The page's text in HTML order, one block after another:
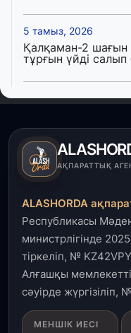
5 тамыз, 2026
Қалқаман-2 шағын
тұрғын үйді салып
4 тамыз, 2026
артады – Үкімет
3 тамыз, 2026
пайдалануға
3 тамыз, 2026
Қызылордада 300
Президенттік
салынып жатыр
1 тамыз, 2026
АҚПАРАТТЫҚ
ALASHORDA
Республикасы
министрлігінде
тіркеліп, №
Алғашқы
сәуірде жүргізіліп,
МЕНШІК ИЕСІ